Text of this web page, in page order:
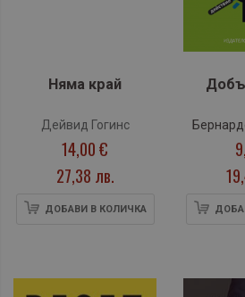
Няма край
Дейвид Гогинс
14,00 €
27,38 лв.
ДОБАВИ В КОЛИЧКА